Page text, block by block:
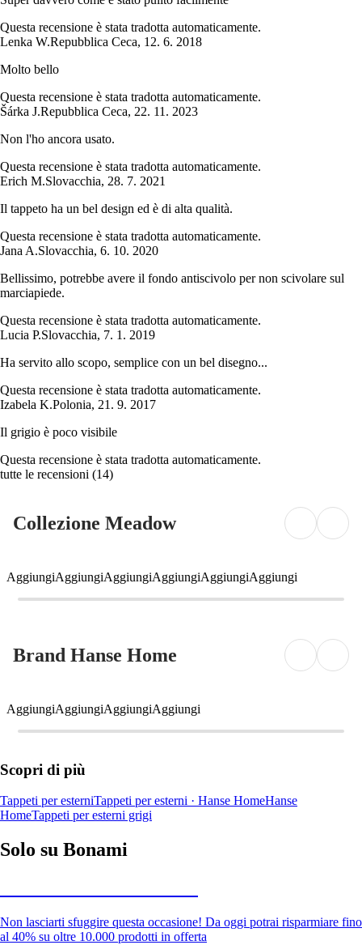
Questa recensione è stata tradotta automaticamente.
Lenka W.Repubblica Ceca, 12. 6. 2018
Molto bello
Questa recensione è stata tradotta automaticamente.
Šárka J.Repubblica Ceca, 22. 11. 2023
Non l'ho ancora usato.
Questa recensione è stata tradotta automaticamente.
Erich M.Slovacchia, 28. 7. 2021
Il tappeto ha un bel design ed è di alta qualità.
Questa recensione è stata tradotta automaticamente.
Jana A.Slovacchia, 6. 10. 2020
Bellissimo, potrebbe avere il fondo antiscivolo per non scivolare sul
marciapiede.
Questa recensione è stata tradotta automaticamente.
Lucia P.Slovacchia, 7. 1. 2019
Ha servito allo scopo, semplice con un bel disegno...
Questa recensione è stata tradotta automaticamente.
Izabela K.Polonia, 21. 9. 2017
Il grigio è poco visibile
Questa recensione è stata tradotta automaticamente.
tutte le recensioni (14)
Collezione Meadow
AggiungiAggiungiAggiungiAggiungiAggiungiAggiungi
Brand Hanse Home
AggiungiAggiungiAggiungiAggiungi
Scopri di più
Tappeti per esterniTappeti per esterni · Hanse HomeHanse
HomeTappeti per esterni grigi
Solo su Bonami
Non lasciarti sfuggire questa occasione! Da oggi potrai risparmiare fino
al 40% su oltre 10.000 prodotti in offerta